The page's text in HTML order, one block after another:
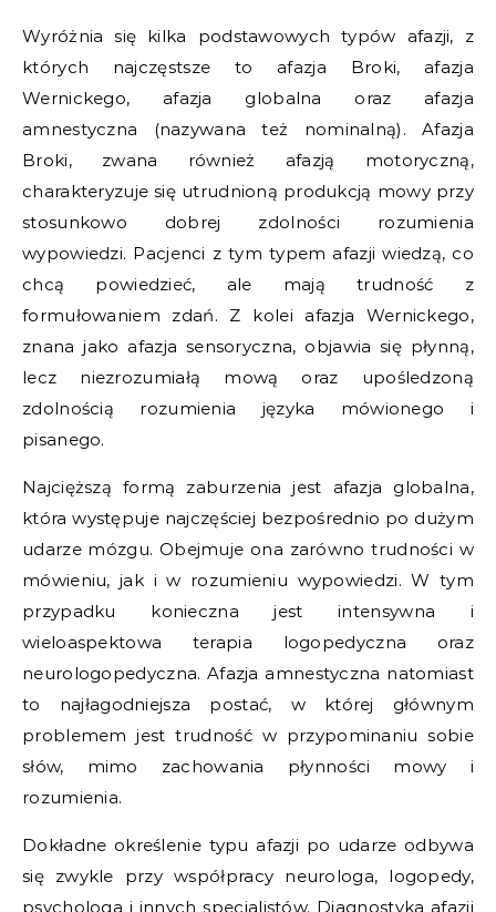
Wyróżnia się kilka podstawowych typów afazji, z
których najczęstsze to afazja Broki, afazja
Wernickego, afazja globalna oraz afazja
amnestyczna (nazywana też nominalną). Afazja
Broki, zwana również afazją motoryczną,
charakteryzuje się utrudnioną produkcją mowy przy
stosunkowo dobrej zdolności rozumienia
wypowiedzi. Pacjenci z tym typem afazji wiedzą, co
chcą powiedzieć, ale mają trudność z
formułowaniem zdań. Z kolei afazja Wernickego,
znana jako afazja sensoryczna, objawia się płynną,
lecz niezrozumiałą mową oraz upośledzoną
zdolnością rozumienia języka mówionego i
pisanego.
Najcięższą formą zaburzenia jest afazja globalna,
która występuje najczęściej bezpośrednio po dużym
udarze mózgu. Obejmuje ona zarówno trudności w
mówieniu, jak i w rozumieniu wypowiedzi. W tym
przypadku konieczna jest intensywna i
wieloaspektowa terapia logopedyczna oraz
neurologopedyczna. Afazja amnestyczna natomiast
to najłagodniejsza postać, w której głównym
problemem jest trudność w przypominaniu sobie
słów, mimo zachowania płynności mowy i
rozumienia.
Dokładne określenie typu afazji po udarze odbywa
się zwykle przy współpracy neurologa, logopedy,
psychologa i innych specjalistów. Diagnostyka afazji